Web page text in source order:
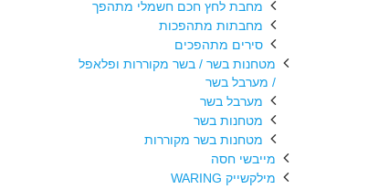
מחבת לחץ חכם חשמלי מתהפך
מחבתות מתהפכות
סירים מתהפכים
מטחנות בשר / בשר מקוררות ופלאפל
/ מערבל בשר
מערבל בשר
מטחנות בשר
מטחנות בשר מקוררות
מייבשי חסה
מילקשייק WARING